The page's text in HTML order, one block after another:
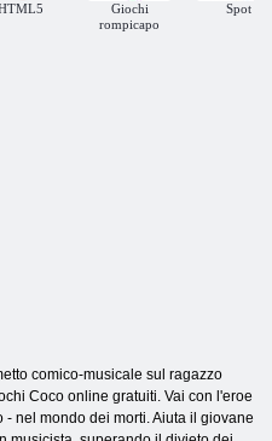
Giochi
rompicapo
Spot
comico-musicale sul ragazzo
Coco online gratuiti. Vai con l'eroe
nel mondo dei morti. Aiuta il giovane